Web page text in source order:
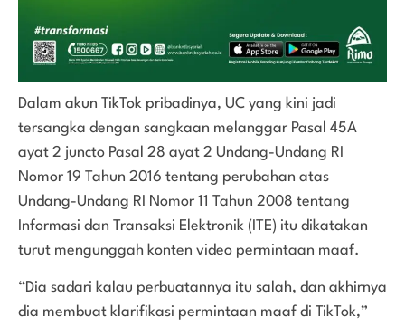
Dalam akun TikTok pribadinya, UC yang kini jadi
tersangka dengan sangkaan melanggar Pasal 45A
ayat 2 juncto Pasal 28 ayat 2 Undang-Undang RI
Nomor 19 Tahun 2016 tentang perubahan atas
Undang-Undang RI Nomor 11 Tahun 2008 tentang
Informasi dan Transaksi Elektronik (ITE) itu dikatakan
turut mengunggah konten video permintaan maaf.
“Dia sadari kalau perbuatannya itu salah, dan akhirnya
dia membuat klarifikasi permintaan maaf di TikTok,”